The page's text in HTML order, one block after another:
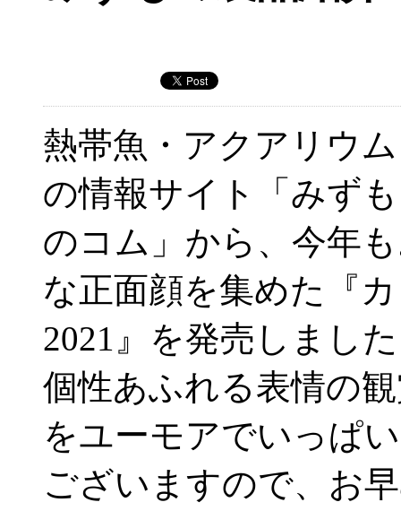
熱帯魚・アクアリウム
の情報サイト「みずも
のコム」から、今年
な正面顔を集めた『
2021』を発売しまし
個性あふれる表情の
をユーモアでいっぱ
ございますので、お